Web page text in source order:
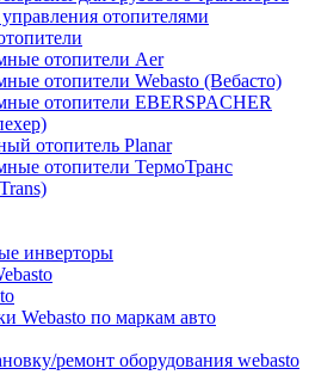
отопителями
отопители Аer
отопители Webasto (Вебасто)
отопители EBERSPACHER
отопитель Planar
отопители ТермоТранс
инверторы
Webasto по маркам авто
ремонт оборудования webasto